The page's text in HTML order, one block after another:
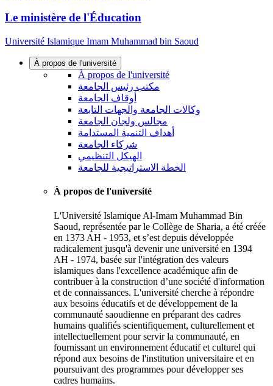
Le ministère de l'Éducation
Université Islamique Imam Muhammad bin Saoud
À propos de l'université
À propos de l'université
مكتب رئيس الجامعة
أوقاف الجامعة
وكالات الجامعة والجهات التابعة
مجالس ولجان الجامعة
أهداف التنمية المستدامة
شركاء الجامعة
الهيكل التنظيمي
الخطة الاستراتيجية للجامعة
À propos de l'université
L'Université Islamique Al-Imam Muhammad Bin
Saoud, représentée par le Collège de Sharia, a été créée
en 1373 AH - 1953, et s’est depuis développée
radicalement jusqu'à devenir une université en 1394
AH - 1974, basée sur l'intégration des valeurs
islamiques dans l'excellence académique afin de
contribuer à la construction d’une société d'information
et de connaissances. L'université cherche à répondre
aux besoins éducatifs et de développement de la
communauté saoudienne en préparant des cadres
humains qualifiés scientifiquement, culturellement et
intellectuellement pour servir la communauté, en
fournissant un environnement éducatif et culturel qui
répond aux besoins de l'institution universitaire et en
poursuivant des programmes pour développer ses
cadres humains.